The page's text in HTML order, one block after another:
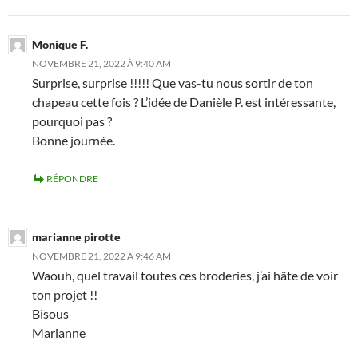
Monique F.
NOVEMBRE 21, 2022 À 9:40 AM
Surprise, surprise !!!!! Que vas-tu nous sortir de ton
chapeau cette fois ? L’idée de Danièle P. est intéressante,
pourquoi pas ?
Bonne journée.
RÉPONDRE
marianne pirotte
NOVEMBRE 21, 2022 À 9:46 AM
Waouh, quel travail toutes ces broderies, j’ai hâte de voir
ton projet !!
Bisous
Marianne